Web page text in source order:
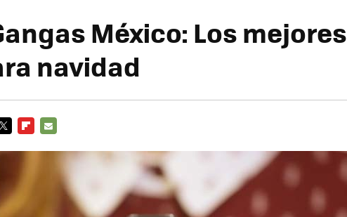
México: Los mejores
navidad